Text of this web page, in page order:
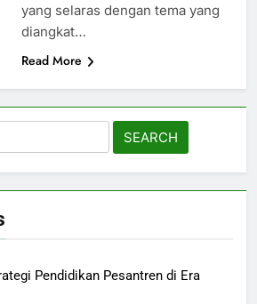
yang selaras dengan tema yang
diangkat…
Read More
Pendidikan Pesantren di Era